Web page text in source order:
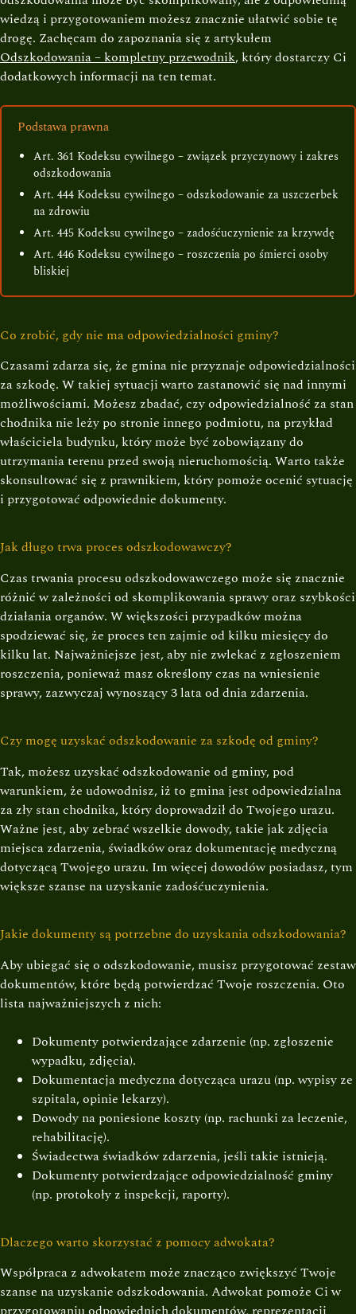
wiedzą i przygotowaniem możesz znacznie ułatwić sobie tę
drogę. Zachęcam do zapoznania się z artykułem
Odszkodowania – kompletny przewodnik, który dostarczy Ci
dodatkowych informacji na ten temat.
Podstawa prawna
Art. 361 Kodeksu cywilnego – związek przyczynowy i zakres
odszkodowania
Art. 444 Kodeksu cywilnego – odszkodowanie za uszczerbek
na zdrowiu
Art. 445 Kodeksu cywilnego – zadośćuczynienie za krzywdę
Art. 446 Kodeksu cywilnego – roszczenia po śmierci osoby
bliskiej
Co zrobić, gdy nie ma odpowiedzialności gminy?
Czasami zdarza się, że gmina nie przyznaje odpowiedzialności
za szkodę. W takiej sytuacji warto zastanowić się nad innymi
możliwościami. Możesz zbadać, czy odpowiedzialność za stan
chodnika nie leży po stronie innego podmiotu, na przykład
właściciela budynku, który może być zobowiązany do
utrzymania terenu przed swoją nieruchomością. Warto także
skonsultować się z prawnikiem, który pomoże ocenić sytuację
i przygotować odpowiednie dokumenty.
Jak długo trwa proces odszkodowawczy?
Czas trwania procesu odszkodowawczego może się znacznie
różnić w zależności od skomplikowania sprawy oraz szybkości
działania organów. W większości przypadków można
spodziewać się, że proces ten zajmie od kilku miesięcy do
kilku lat. Najważniejsze jest, aby nie zwlekać z zgłoszeniem
roszczenia, ponieważ masz określony czas na wniesienie
sprawy, zazwyczaj wynoszący 3 lata od dnia zdarzenia.
Czy mogę uzyskać odszkodowanie za szkodę od gminy?
Tak, możesz uzyskać odszkodowanie od gminy, pod
warunkiem, że udowodnisz, iż to gmina jest odpowiedzialna
za zły stan chodnika, który doprowadził do Twojego urazu.
Ważne jest, aby zebrać wszelkie dowody, takie jak zdjęcia
miejsca zdarzenia, świadków oraz dokumentację medyczną
dotyczącą Twojego urazu. Im więcej dowodów posiadasz, tym
większe szanse na uzyskanie zadośćuczynienia.
Jakie dokumenty są potrzebne do uzyskania odszkodowania?
Aby ubiegać się o odszkodowanie, musisz przygotować zestaw
dokumentów, które będą potwierdzać Twoje roszczenia. Oto
lista najważniejszych z nich:
Dokumenty potwierdzające zdarzenie (np. zgłoszenie
wypadku, zdjęcia).
Dokumentacja medyczna dotycząca urazu (np. wypisy ze
szpitala, opinie lekarzy).
Dowody na poniesione koszty (np. rachunki za leczenie,
rehabilitację).
Świadectwa świadków zdarzenia, jeśli takie istnieją.
Dokumenty potwierdzające odpowiedzialność gminy
(np. protokoły z inspekcji, raporty).
Dlaczego warto skorzystać z pomocy adwokata?
Współpraca z adwokatem może znacząco zwiększyć Twoje
szanse na uzyskanie odszkodowania. Adwokat pomoże Ci w